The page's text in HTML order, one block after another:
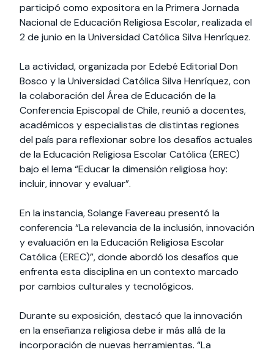
participó como expositora en la Primera Jornada
Nacional de Educación Religiosa Escolar, realizada el
2 de junio en la Universidad Católica Silva Henríquez.
La actividad, organizada por Edebé Editorial Don
Bosco y la Universidad Católica Silva Henríquez, con
la colaboración del Área de Educación de la
Conferencia Episcopal de Chile, reunió a docentes,
académicos y especialistas de distintas regiones
del país para reflexionar sobre los desafíos actuales
de la Educación Religiosa Escolar Católica (EREC)
bajo el lema “Educar la dimensión religiosa hoy:
incluir, innovar y evaluar”.
En la instancia, Solange Favereau presentó la
conferencia “La relevancia de la inclusión, innovación
y evaluación en la Educación Religiosa Escolar
Católica (EREC)”, donde abordó los desafíos que
enfrenta esta disciplina en un contexto marcado
por cambios culturales y tecnológicos.
Durante su exposición, destacó que la innovación
en la enseñanza religiosa debe ir más allá de la
incorporación de nuevas herramientas. “La